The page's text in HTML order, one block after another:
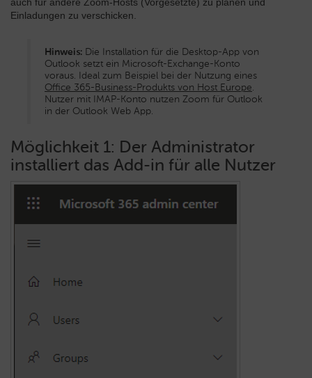
Einladungen zu verschicken.
Hinweis: Die Installation für die Desktop-App von
Outlook setzt ein Microsoft-Exchange-Konto
voraus. Ideal zum Beispiel bei der Nutzung eines
Office 365-Business-Produkts von Host Europe.
Nutzer mit IMAP-Konto nutzen Zoom für Outlook
in der Outlook Web App.
Möglichkeit 1: Der Administrator
installiert das Add-in für alle Nutzer